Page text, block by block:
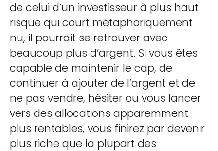
de celui d’un investisseur à plus haut
risque qui court métaphoriquement
nu, il pourrait se retrouver avec
beaucoup plus d’argent. Si vous êtes
capable de maintenir le cap, de
continuer à ajouter de l’argent et de
ne pas vendre, hésiter ou vous lancer
vers des allocations apparemment
plus rentables, vous finirez par devenir
plus riche que la plupart des